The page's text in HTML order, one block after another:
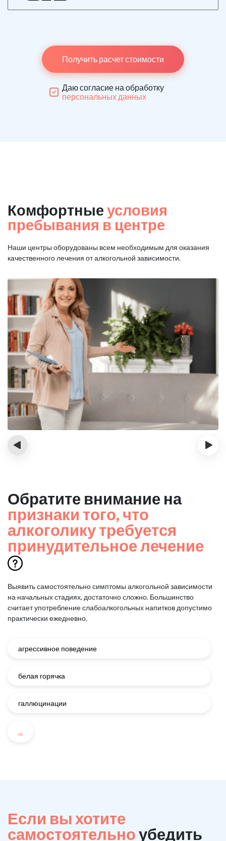
Получить расчет стоимости
Даю согласие на обработку
персональных данных
Комфортные условия
пребывания в центре
Наши центры оборудованы всем необходимым для оказания
качественного лечения от алкогольной зависимости.
‹ ›
Обратите внимание на
признаки того, что
алкоголику требуется
принудительное лечение
Выявить самостоятельно симптомы алкогольной зависимости
на начальных стадиях, достаточно сложно. Большинство
считает употребление слабоалкогольных напитков допустимо
практически ежедневно.
агрессивное поведение
белая горячка
галлюцинации
...
Если вы хотите
самостоятельноубедить